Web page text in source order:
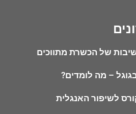
של הכשרת מתווכים
– מה לומדים?
לשיפור האנגלית